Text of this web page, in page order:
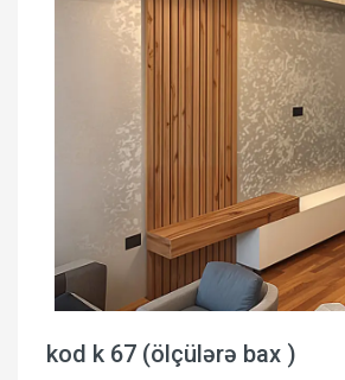
kod k 67 (ölçülərə bax )